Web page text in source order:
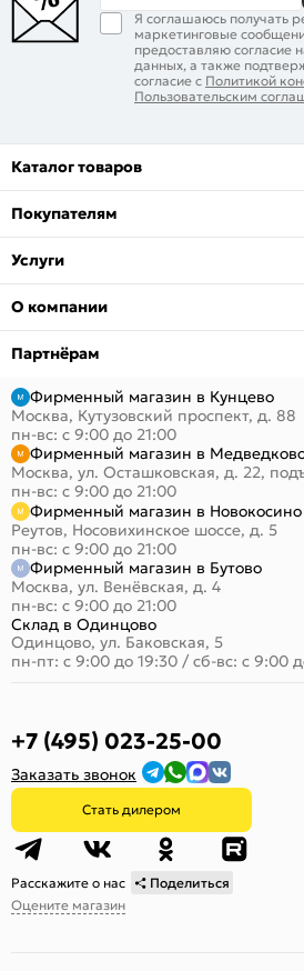
Я соглашаюсь получать
маркетинговые
предоставляю согласие
данных, а также
согласие с Политикой
Пользовательским
Каталог товаров
Покупателям
Услуги
О компании
Партнёрам
Фирменный магазин в Кунцево
Москва, Кутузовский проспект, д. 88
пн-вс: с 9:00 до 21:00
Фирменный магазин в
Москва, ул. Осташковская, д. 22,
пн-вс: с 9:00 до 21:00
Фирменный магазин в Новокосино
Реутов, Носовихинское шоссе, д. 5
пн-вс: с 9:00 до 21:00
Фирменный магазин в Бутово
Москва, ул. Венёвская, д. 4
пн-вс: с 9:00 до 21:00
Склад в Одинцово
Одинцово, ул. Баковская, 5
пн-пт: с 9:00 до 19:30 / сб-вс: с 9:00
+7 (495) 023-25-00
Заказать звонок
Стать дилером
Расскажите о нас
Поделиться
Оцените магазин